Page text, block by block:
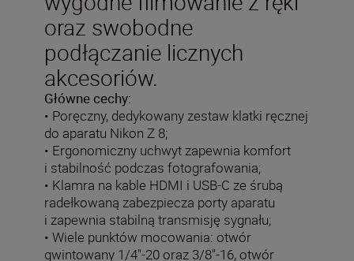
oraz swobodne
podłączanie licznych
akcesoriów.
Główne cechy:
• Poręczny, dedykowany zestaw klatki ręcznej
do aparatu Nikon Z 8;
• Ergonomiczny uchwyt zapewnia komfort
i stabilność podczas fotografowania;
• Klamra na kable HDMI i USB-C ze śrubą
radełkowaną zabezpiecza porty aparatu
i zapewnia stabilną transmisję sygnału;
• Wiele punktów mocowania: otwór
gwintowany 1/4"-20 oraz 3/8"-16, otwór